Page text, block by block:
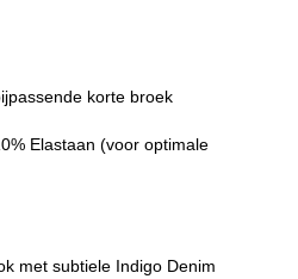
korte broek
Elastaan (voor optimale
met subtiele Indigo Denim